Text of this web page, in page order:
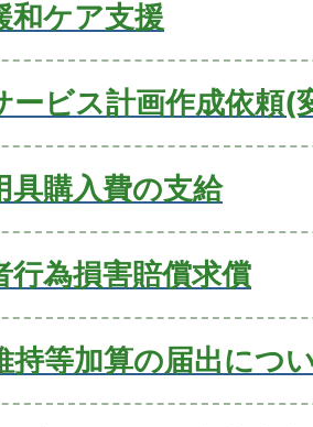
和ケア支援
ービス計画作成依頼(
具購入費の支給
行為損害賠償求償
持等加算の届出につ